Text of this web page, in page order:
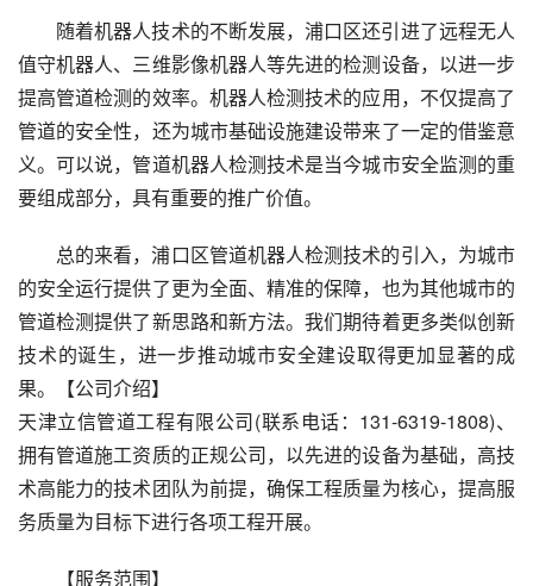
随着机器人技术的不断发展，浦口区还引进了远程无人
值守机器人、三维影像机器人等先进的检测设备，以进一步
提高管道检测的效率。机器人检测技术的应用，不仅提高了
管道的安全性，还为城市基础设施建设带来了一定的借鉴意
义。可以说，管道机器人检测技术是当今城市安全监测的重
要组成部分，具有重要的推广价值。
总的来看，浦口区管道机器人检测技术的引入，为城市
的安全运行提供了更为全面、精准的保障，也为其他城市的
管道检测提供了新思路和新方法。我们期待着更多类似创新
技术的诞生，进一步推动城市安全建设取得更加显著的成
果。【公司介绍】
天津立信管道工程有限公司(联系电话：131-6319-1808)、
拥有管道施工资质的正规公司，以先进的设备为基础，高技
术高能力的技术团队为前提，确保工程质量为核心，提高服
务质量为目标下进行各项工程开展。
【服务范围】